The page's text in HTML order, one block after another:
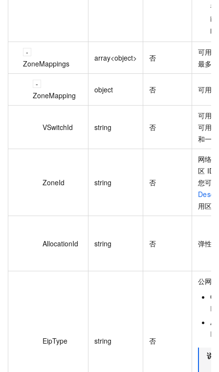
被
能
ZoneMappings
array<object> 否
可用
最多
ZoneMapping
object 否 可用
VSwitchId string 否
可用
可用
和一
ZoneId string 否
网络
区 ID
您可
用区
AllocationId string 否 弹性
EipType string 否
公网
IP
IP
说